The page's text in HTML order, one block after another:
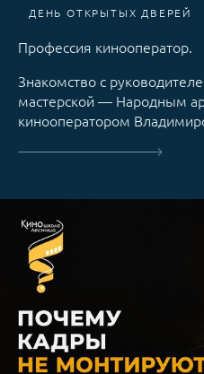
ДЕНЬ ОТКРЫТЫХ ДВЕРЕЙ
Профессия кинооператор.
Знакомство с
мастерской — Народным
кинооператором